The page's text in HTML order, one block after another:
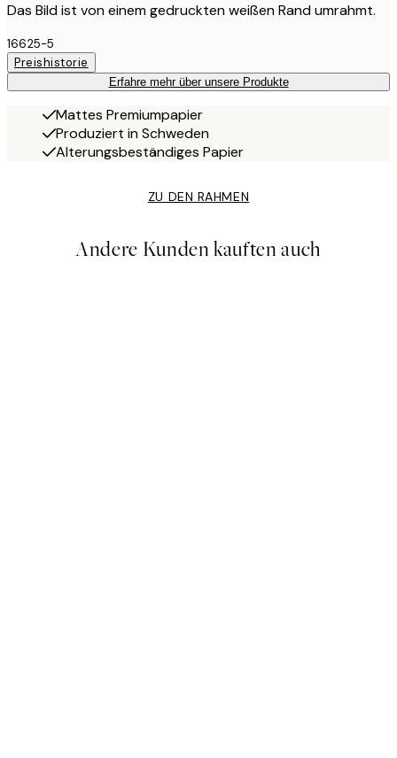
Das Bild ist von einem gedruckten weißen Rand umrahmt.
16625-5
Preishistorie
Erfahre mehr über unsere Produkte
Mattes Premiumpapier
Produziert in Schweden
Alterungsbeständiges Papier
ZU DEN RAHMEN
Andere Kunden kauften auch